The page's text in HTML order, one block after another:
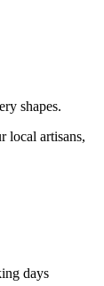
shapes.
local artisans,
days